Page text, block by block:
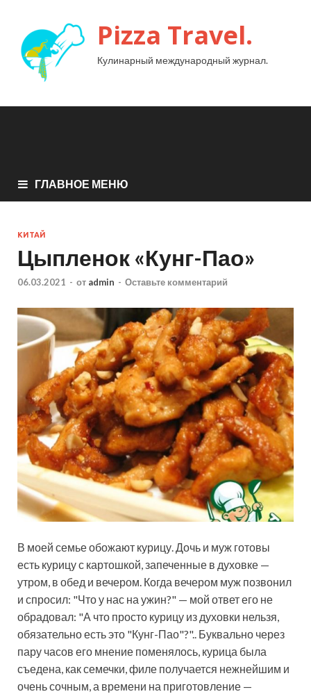
Pizza Travel.
Кулинарный международный журнал.
ГЛАВНОЕ МЕНЮ
КИТАЙ
Цыпленок «Кунг-Пао»
06.03.2021 - от admin - Оставьте комментарий
В моей семье обожают курицу. Дочь и муж готовы
есть курицу с картошкой, запеченные в духовке —
утром, в обед и вечером. Когда вечером муж позвонил
и спросил: "Что у нас на ужин?" — мой ответ его не
обрадовал: "А что просто курицу из духовки нельзя,
обязательно есть это "Кунг-Пао"?".. Буквально через
пару часов его мнение поменялось, курица была
съедена, как семечки, филе получается нежнейшим и
очень сочным, а времени на приготовление —